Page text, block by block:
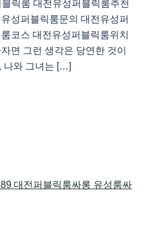
릭룸 대전유성퍼블릭룸추천
성퍼블릭룸문의 대전유성퍼
코스 대전유성퍼블릭룸위치
면 그런 생각은 당연한 것이
나와 그녀는 […]